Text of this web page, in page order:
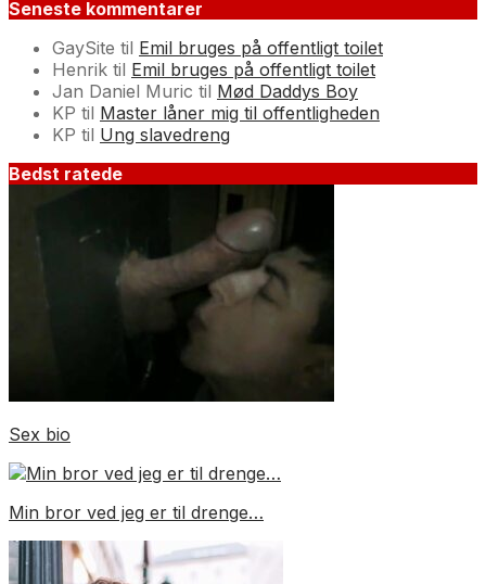
Seneste kommentarer
GaySite til Emil bruges på offentligt toilet
Henrik til Emil bruges på offentligt toilet
Jan Daniel Muric til Mød Daddys Boy
KP til Master låner mig til offentligheden
KP til Ung slavedreng
Bedst ratede
Sex bio
Min bror ved jeg er til drenge…